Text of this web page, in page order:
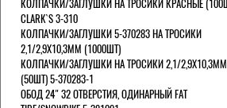
КОЛПАЧКИ/3АГЛУШКИ НА ТРОСИКИ КРАСНЫЕ
CLARK`S 3-310
КОЛПАЧКИ/3АГЛУШКИ 5-370283 НА ТРОСИКИ
2,1/2,9Х10,3ММ (1000ШТ)
КОЛПАЧКИ/3АГЛУШКИ НА ТРОСИКИ 2,1/2,9Х10,3ММ
(50ШТ) 5-370283-1
ОБОД 24" 32 ОТВЕРСТИЯ, ОДИНАРНЫЙ FAT